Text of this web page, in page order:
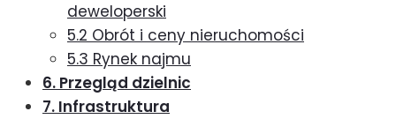
deweloperski
5.2 Obrót i ceny nieruchomości
5.3 Rynek najmu
6. Przegląd dzielnic
7. Infrastruktura